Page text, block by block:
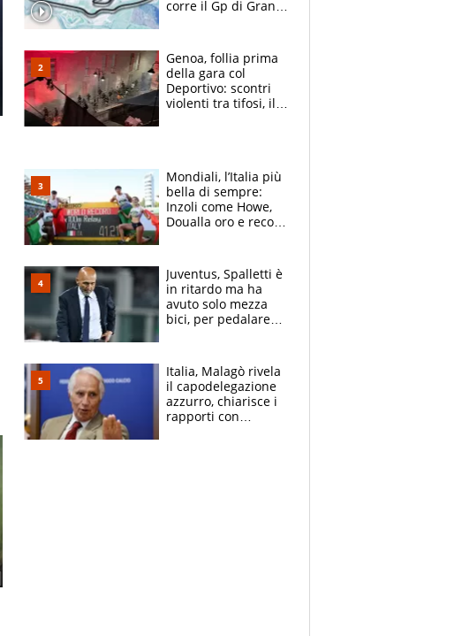
corre il Gp di Gran
Genoa, follia prima
della gara col
Deportivo: scontri
violenti tra tifosi, il
Mondiali, l’Italia più
bella di sempre:
Inzoli come Howe,
Doualla oro e record
Juventus, Spalletti è
in ritardo ma ha
avuto solo mezza
bici, per pedalare
Italia, Malagò rivela
il capodelegazione
azzurro, chiarisce i
rapporti con